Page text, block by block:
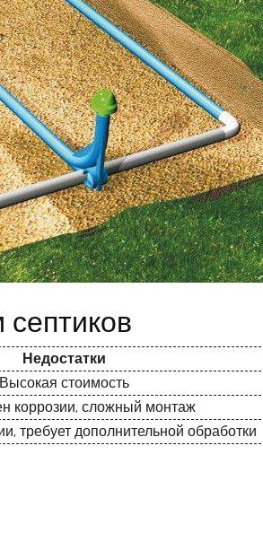
Недостатки
Высокая стоимость
коррозии, сложный монтаж
требует дополнительной обработки